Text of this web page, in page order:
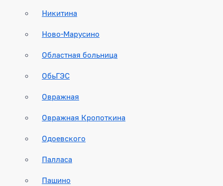
Никитина
Ново-Марусино
Областная больница
ОбьГЭС
Овражная
Овражная Кропоткина
Одоевского
Палласа
Пашино